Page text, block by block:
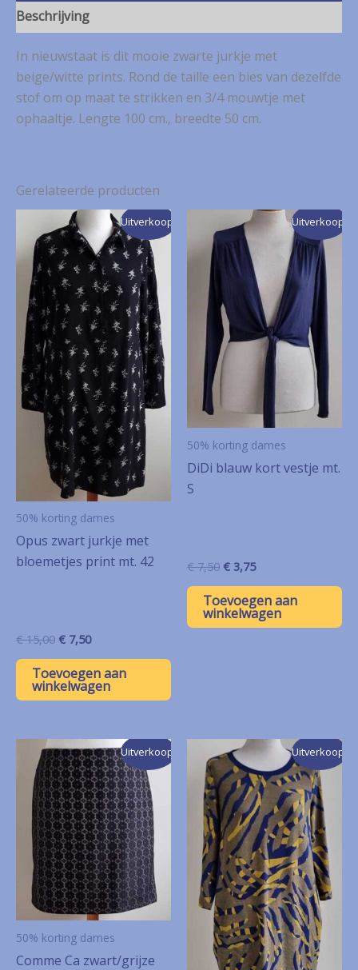
mt.
34
aantal
Beschrijving
In nieuwstaat is dit mooie zwarte jurkje met
beige/witte prints. Rond de taille een bies van dezelfde
stof om op maat te strikken en 3/4 mouwtje met
ophaaltje. Lengte 100 cm., breedte 50 cm.
Gerelateerde producten
Uitverkoop!
50% korting dames
Opus zwart jurkje met
bloemetjes print mt. 42
€15,00 Oorspronkelijke
was:
€ 15,00.
€ 7,50Huidige
is:
€ 7,50.
Toevoegen aan
winkelwagen
Uitverkoop!
50% korting dames
DiDi blauw kort vestje mt.
S
€7,50 Oorspronkelijke
was:
€ 7,50.
€ 3,75Huidige
is:
€ 3,75.
Toevoegen aan
winkelwagen
Uitverkoop!
50% korting dames
Comme Ca zwart/grijze
Uitverkoop!